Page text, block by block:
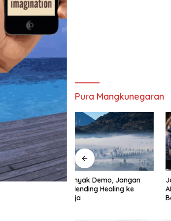
Pura Mangkunegaran
Jangan
Jalan ke Dieng Masih Sempit,
AHY Janji Ada Perbaikan
Bertahap